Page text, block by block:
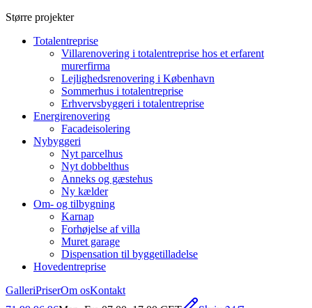
Større projekter
Totalentreprise
Villarenovering i totalentreprise hos et erfarent
murerfirma
Lejlighedsrenovering i København
Sommerhus i totalentreprise
Erhvervsbyggeri i totalentreprise
Energirenovering
Facadeisolering
Nybyggeri
Nyt parcelhus
Nyt dobbelthus
Anneks og gæstehus
Ny kælder
Om- og tilbygning
Karnap
Forhøjelse af villa
Muret garage
Dispensation til byggetilladelse
Hovedentreprise
GalleriPriserOm osKontakt